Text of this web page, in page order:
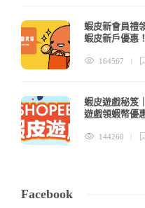
蝦皮新會員禮
蝦皮新戶優惠！
164567
蝦皮遊戲秘笈
遊戲領蝦幣優
144260
Facebook